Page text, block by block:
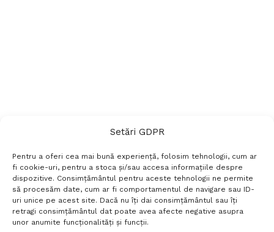
Setări GDPR
Pentru a oferi cea mai bună experiență, folosim tehnologii, cum ar
fi cookie-uri, pentru a stoca și/sau accesa informațiile despre
dispozitive. Consimțământul pentru aceste tehnologii ne permite
să procesăm date, cum ar fi comportamentul de navigare sau ID-
uri unice pe acest site. Dacă nu îți dai consimțământul sau îți
retragi consimțământul dat poate avea afecte negative asupra
unor anumite funcționalități și funcții.
Termeni si conditii
Politică de confidențialitate
Politica cookies
Setări GDPR